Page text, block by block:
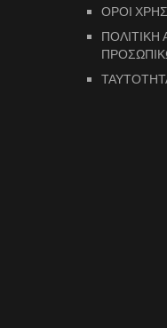
ΟΡΟΙ